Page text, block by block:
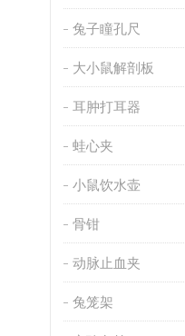
兔子瞳孔尺
大小鼠解剖板
耳肿打耳器
蛙心夹
小鼠饮水壶
骨钳
动脉止血夹
兔笼架